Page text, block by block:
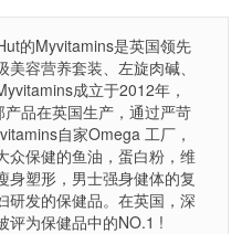
的Myvitamins是英国领先
容营养套装、左旋肉碱、
成立于2012年，
产品在英国生产，通过严苛
自家Omega 工厂，
众保健的鱼油，蛋白粉，维
身塑形，男士强身健体的复
研发的保健品。在英国，深
评为保健品中的NO.1 !